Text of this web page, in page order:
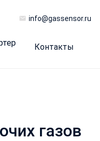
info@gassensor.ru
Контакты
газов